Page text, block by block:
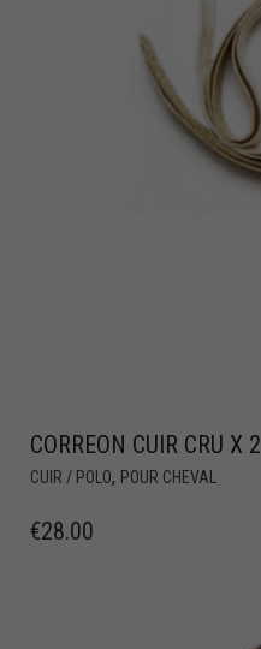
CORREON CUIR CRU X 2
CUIR / POLO, POUR CHEVAL
€28.00